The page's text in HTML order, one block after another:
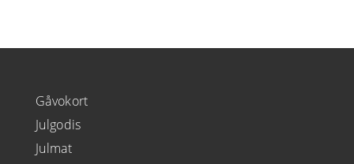
Gåvokort
Julgodis
Julmat